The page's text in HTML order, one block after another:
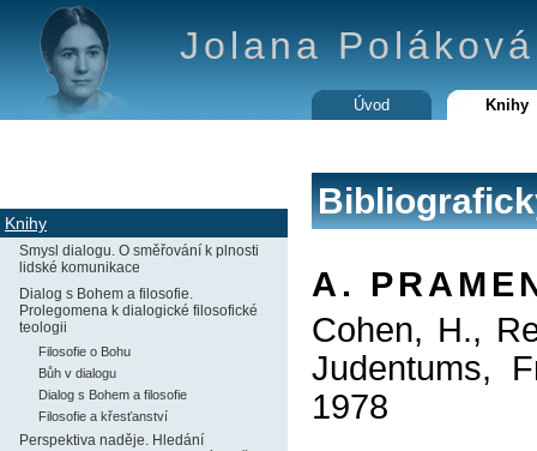
Jolana
Úvod Knihy
Knihy
Smysl dialogu. O směřování k plnosti
lidské komunikace
Dialog s Bohem a filosofie.
Prolegomena k dialogické filosofické
teologii
Filosofie o Bohu
Bůh v dialogu
Dialog s Bohem a filosofie
Filosofie a křesťanství
Perspektiva naděje. Hledání
A.
Cohen, H.,
Judentums,
1978